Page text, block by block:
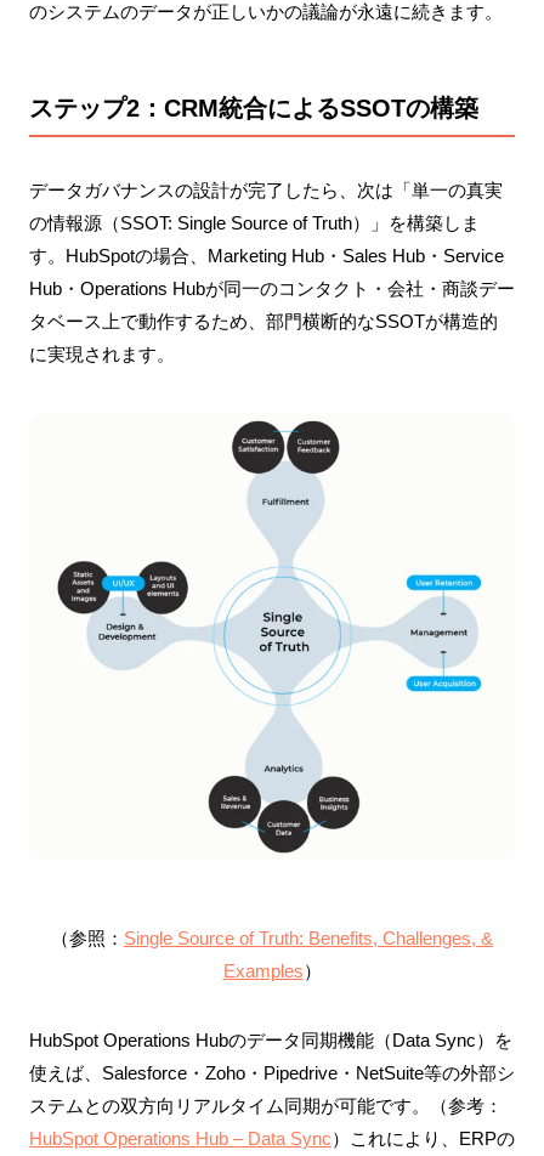
のシステムのデータが正しいかの議論が永遠に続きます。
ステップ2：CRM統合によるSSOTの構築
データガバナンスの設計が完了したら、次は「単一の真実
の情報源（SSOT: Single Source of Truth）」を構築しま
す。HubSpotの場合、Marketing Hub・Sales Hub・Service
Hub・Operations Hubが同一のコンタクト・会社・商談デー
タベース上で動作するため、部門横断的なSSOTが構造的
に実現されます。
（参照： Single Source of Truth: Benefits, Challenges, &
Examples）
HubSpot Operations Hubのデータ同期機能（Data Sync）を
使えば、Salesforce・Zoho・Pipedrive・NetSuite等の外部シ
ステムとの双方向リアルタイム同期が可能です。（参考：
HubSpot Operations Hub – Data Sync）これにより、ERPの